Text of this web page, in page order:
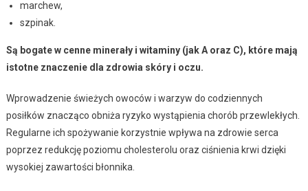
marchew,
szpinak.
Są bogate w cenne minerały i witaminy (jak A oraz C), które mają
istotne znaczenie dla zdrowia skóry i oczu.
Wprowadzenie świeżych owoców i warzyw do codziennych
posiłków znacząco obniża ryzyko wystąpienia chorób przewlekłych.
Regularne ich spożywanie korzystnie wpływa na zdrowie serca
poprzez redukcję poziomu cholesterolu oraz ciśnienia krwi dzięki
wysokiej zawartości błonnika.